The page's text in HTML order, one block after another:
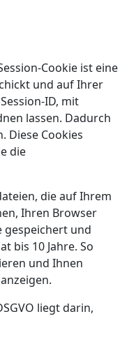
Cookie ist eine
und auf Ihrer
ID, mit
lassen. Dadurch
Diese Cookies
die
die auf Ihrem
Ihren Browser
gespeichert und
bis 10 Jahre. So
und Ihnen
liegt darin,